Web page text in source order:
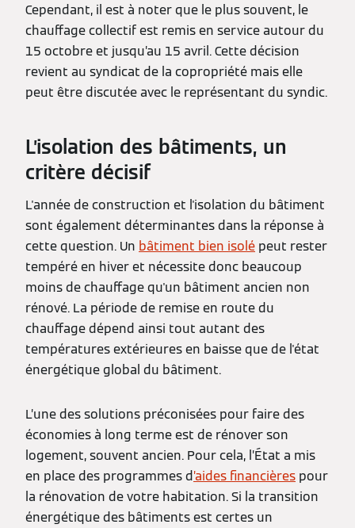
Cependant, il est à noter que le plus souvent, le
chauffage collectif est remis en service autour du
15 octobre et jusqu’au 15 avril. Cette décision
revient au syndicat de la copropriété mais elle
peut être discutée avec le représentant du syndic.
L’isolation des bâtiments, un
critère décisif
L'année de construction et l'isolation du bâtiment
sont également déterminantes dans la réponse à
cette question. Un bâtiment bien isolé peut rester
tempéré en hiver et nécessite donc beaucoup
moins de chauffage qu'un bâtiment ancien non
rénové. La période de remise en route du
chauffage dépend ainsi tout autant des
températures extérieures en baisse que de l'état
énergétique global du bâtiment.
L’une des solutions préconisées pour faire des
économies à long terme est de rénover son
logement, souvent ancien. Pour cela, l’État a mis
en place des programmes d’aides financières pour
la rénovation de votre habitation. Si la transition
énergétique des bâtiments est certes un